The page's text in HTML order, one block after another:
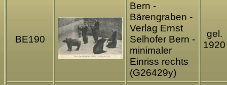
BE190
Bern -
Bärengraben -
Verlag Ernst
Selhofer Bern -
minimaler
Einriss rechts
(G26429y)
gel.
1920